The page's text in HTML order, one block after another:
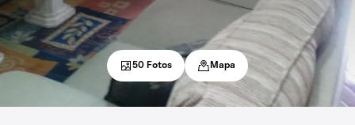
50 Fotos Mapa